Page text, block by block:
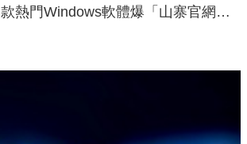
款熱門Windows軟體爆「山寨官網」